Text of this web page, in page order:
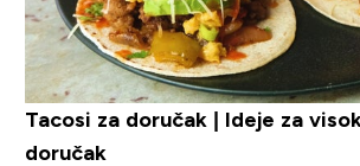
Tacosi za doručak | Ideje za
doručak